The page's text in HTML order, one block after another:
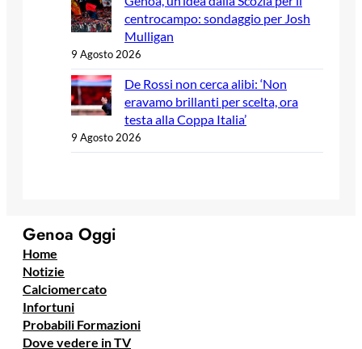
centrocampo: sondaggio per Josh
Mulligan
9 Agosto 2026
De Rossi non cerca alibi: ‘Non
eravamo brillanti per scelta, ora
testa alla Coppa Italia’
9 Agosto 2026
Genoa Oggi
Home
Notizie
Calciomercato
Infortuni
Probabili Formazioni
Dove vedere in TV